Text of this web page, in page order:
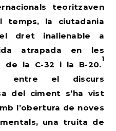
teoritzaven
temps, la ciutadania
dret inalienable a
atrapada en les
de la C-32 i la B-20.
1
entre el discurs
del ciment s’ha vist
l’obertura de noves
una truita de